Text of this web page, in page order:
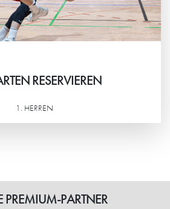
RESERVIEREN
1. HERREN
PREMIUM-PARTNER